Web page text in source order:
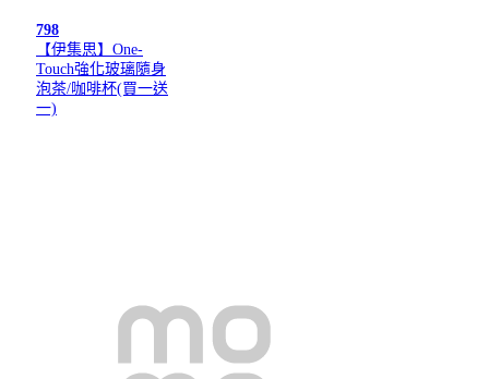
798
【伊集思】One-
Touch強化玻璃隨身
泡茶/咖啡杯(買一送
一)